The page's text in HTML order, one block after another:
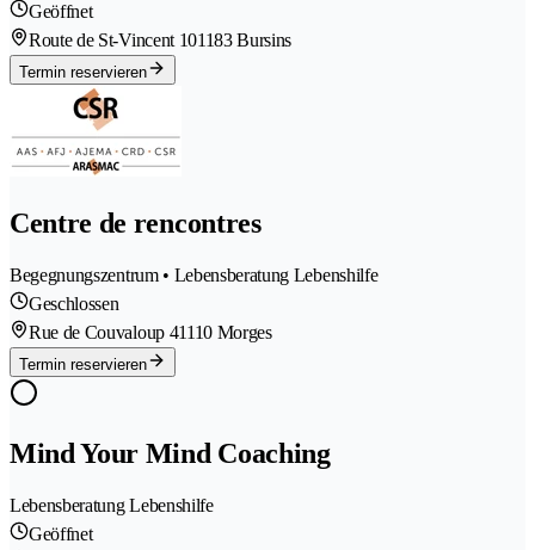
Geöffnet
Route de St-Vincent 101183 Bursins
Termin reservieren
Centre de rencontres
Begegnungszentrum • Lebensberatung Lebenshilfe
Geschlossen
Rue de Couvaloup 41110 Morges
Termin reservieren
Mind Your Mind Coaching
Lebensberatung Lebenshilfe
Geöffnet